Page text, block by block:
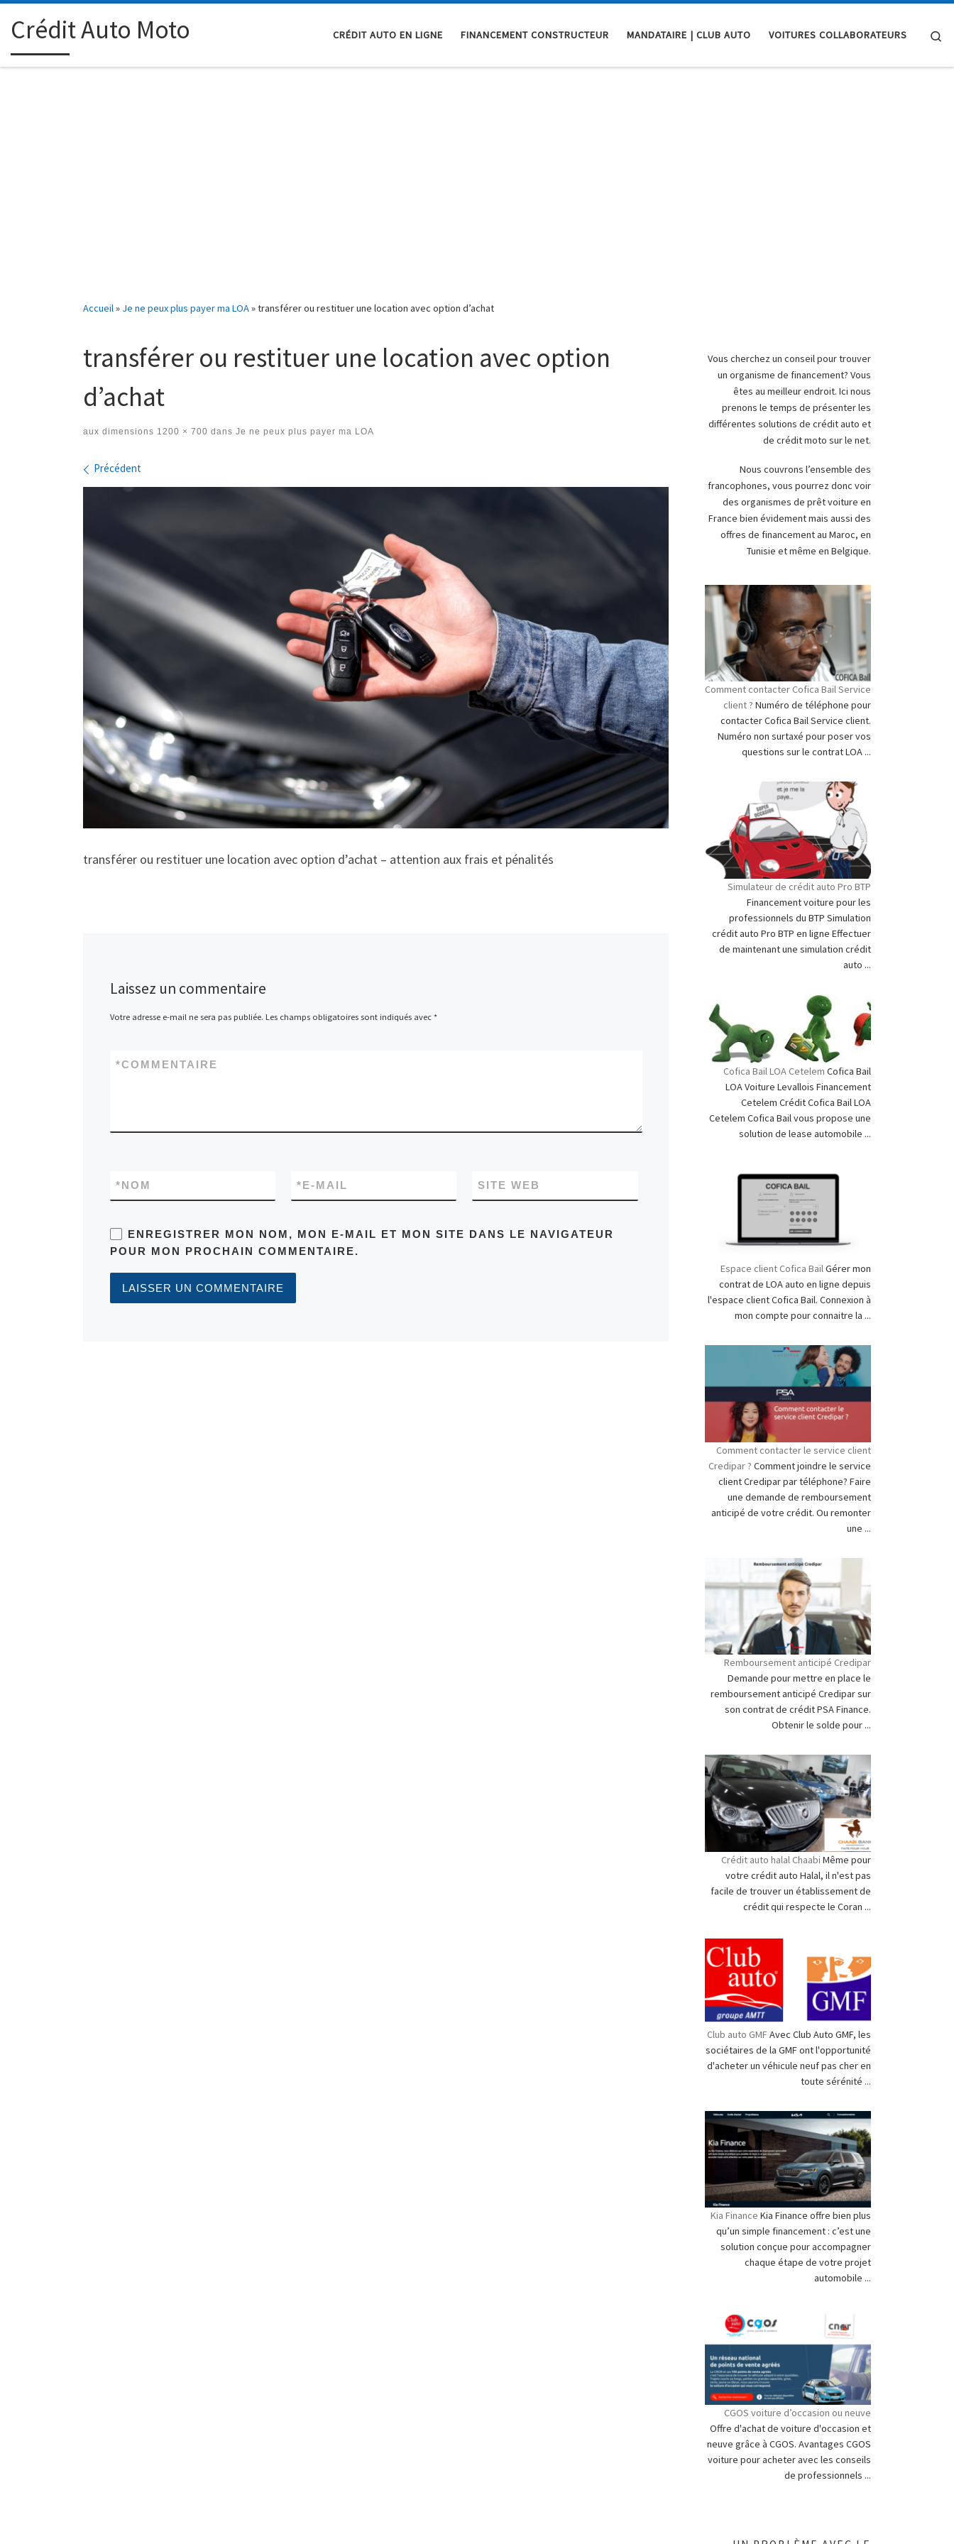
Passer au contenu
Crédit Auto Moto CRÉDIT AUTO EN LIGNE FINANCEMENT CONSTRUCTEUR MANDATAIRE | CLUB AUTO VOITURES COLLABORATEURS
Accueil» Je ne peux plus payer ma LOA»transférer ou restituer une location avec option d’achat
transférer ou restituer une location avec option
d’achat
aux dimensions 1200 × 700 dans Je ne peux plus payer ma LOA
Navigation des images
Précédent
transférer ou restituer une location avec option d’achat – attention aux frais et pénalités
Laissez un commentaire
Votre adresse e-mail ne sera pas publiée. Les champs obligatoires sont indiqués avec *
COMMENTAIRE
*
NOM
* E-MAIL
* SITE WEB
ENREGISTRER MON NOM, MON E-MAIL ET MON SITE DANS LE NAVIGATEUR
POUR MON PROCHAIN COMMENTAIRE.
Vous cherchez un conseil pour trouver
un organisme de financement? Vous
êtes au meilleur endroit. Ici nous
prenons le temps de présenter les
différentes solutions de crédit auto et
de crédit moto sur le net.
Nous couvrons l’ensemble des
francophones, vous pourrez donc voir
des organismes de prêt voiture en
France bien évidement mais aussi des
offres de financement au Maroc, en
Tunisie et même en Belgique.
Comment contacter Cofica Bail Service
client ? Numéro de téléphone pour
contacter Cofica Bail Service client.
Numéro non surtaxé pour poser vos
questions sur le contrat LOA ...
Simulateur de crédit auto Pro BTP
Financement voiture pour les
professionnels du BTP Simulation
crédit auto Pro BTP en ligne Effectuer
de maintenant une simulation crédit
auto ...
Cofica Bail LOA Cetelem Cofica Bail
LOA Voiture Levallois Financement
Cetelem Crédit Cofica Bail LOA
Cetelem Cofica Bail vous propose une
solution de lease automobile ...
Espace client Cofica BailGérer mon
contrat de LOA auto en ligne depuis
l'espace client Cofica Bail. Connexion à
mon compte pour connaitre la ...
Comment contacter le service client
Credipar ? Comment joindre le service
client Credipar par téléphone? Faire
une demande de remboursement
anticipé de votre crédit. Ou remonter
une ...
Remboursement anticipé Credipar
Demande pour mettre en place le
remboursement anticipé Credipar sur
son contrat de crédit PSA Finance.
Obtenir le solde pour ...
Crédit auto halal Chaabi Même pour
votre crédit auto Halal, il n'est pas
facile de trouver un établissement de
crédit qui respecte le Coran ...
Club auto GMFAvec Club Auto GMF, les
sociétaires de la GMF ont l'opportunité
d'acheter un véhicule neuf pas cher en
toute sérénité ...
Kia Finance Kia Finance offre bien plus
qu’un simple financement : c’est une
solution conçue pour accompagner
chaque étape de votre projet
automobile ...
CGOS voiture d’occasion ou neuve
Offre d'achat de voiture d'occasion et
neuve grâce à CGOS. Avantages CGOS
voiture pour acheter avec les conseils
de professionnels ...